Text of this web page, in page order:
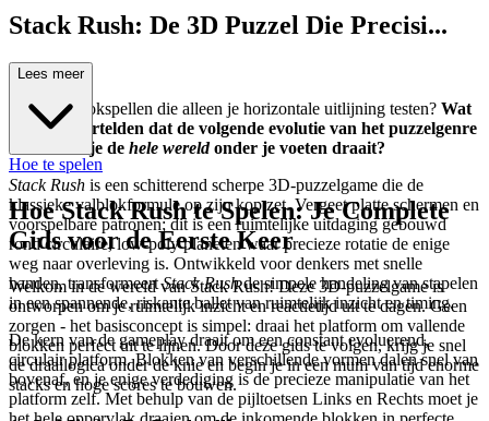
Stack Rush: De 3D Puzzel Die Precisi...
e Eist
Moe van blokspellen die alleen je horizontale uitlijning testen? Wat
als we je vertelden dat de volgende evolutie van het puzzelgenre
vereist dat je de hele wereldonder je voeten draait?
Stack Rush is een schitterend scherpe 3D-puzzelgame die de
klassieke valblokformule op zijn kop zet. Vergeet platte schermen en
voorspelbare patronen; dit is een ruimtelijke uitdaging gebouwd
rond circulaire, low-poly planeten waar precieze rotatie de enige
weg naar overleving is. Ontwikkeld voor denkers met snelle
handen, transformeertStack Rushde simpele handeling van stapelen
in een spannende, riskante ballet van ruimtelijk inzicht en timing.
De kern van de gameplay draait om een constant evoluerend,
circulair platform. Blokken van verschillende vormen dalen snel van
bovenaf, en je enige verdediging is de precieze manipulatie van het
platform zelf. Met behulp van de pijltoetsen Links en Rechts moet je
Lees meer
Hoe te spelen
Hoe Stack Rush te Spelen: Je Complete
Gids voor de Eerste Keer
Welkom in de wereld van Stack Rush! Deze 3D-puzzelgame is
ontworpen om je ruimtelijk inzicht en reactietijd uit te dagen. Geen
zorgen - het basisconcept is simpel: draai het platform om vallende
blokken perfect uit te lijnen. Door deze gids te volgen, krijg je snel
de draailogica onder de knie en begin je in een mum van tijd enorme
stacks en hoge scores te bouwen.